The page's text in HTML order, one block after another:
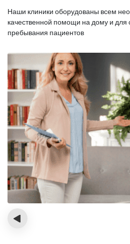
Наши клиники оборудованы всем
качественной помощи на дому и для
пребывания пациентов
‹